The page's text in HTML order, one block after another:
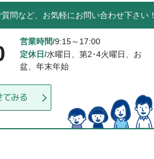
問など、お気軽にお問い合わせ下さい！
営業時間/9:15～17:00
定休日/水曜日、第2･4火曜日、お
盆、年末年始